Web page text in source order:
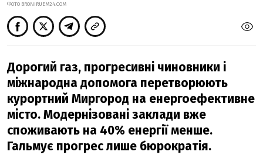
ФОТО BRONIRUEM24.COM
Дорогий газ, прогресивні чиновники і
міжнародна допомога перетворюють
курортний Миргород на енергоефективне
місто. Модернізовані заклади вже
споживають на 40% енергії менше.
Гальмує прогрес лише бюрократія.